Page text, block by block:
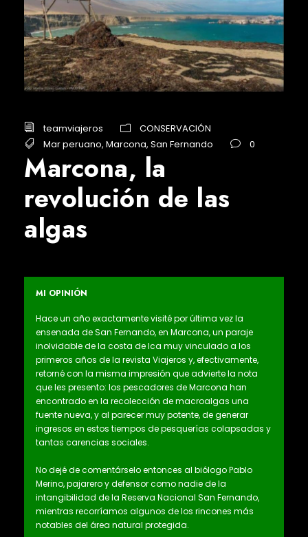
teamviajeros
CONSERVACIÓN
Mar peruano, Marcona, San Fernando 0
Marcona, la
revolución de las
algas
MI OPINIÓN
Hace un año exactamente visité por última vez la
ensenada de San Fernando, en Marcona, un paraje
inolvidable de la costa de Ica muy vinculado a los
primeros años de la revista Viajeros y, efectivamente,
retorné con la misma impresión que advierte la nota
que les presento: los pescadores de Marcona han
encontrado en la recolección de macroalgas una
fuente nueva, y al parecer muy potente, de generar
ingresos en estos tiempos de pesquerías colapsadas y
tantas carencias sociales.
No dejé de comentárselo entonces al biólogo Pablo
Merino, pajarero y defensor como nadie de la
intangibilidad de la Reserva Nacional San Fernando,
mientras recorríamos algunos de los rincones más
notables del área natural protegida.